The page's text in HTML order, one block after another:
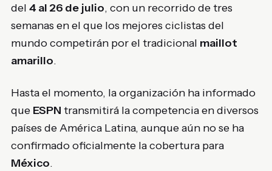
del 4 al 26 de julio, con un recorrido de tres
semanas en el que los mejores ciclistas del
mundo competirán por el tradicional maillot
amarillo.
Hasta el momento, la organización ha informado
que ESPN transmitirá la competencia en diversos
países de América Latina, aunque aún no se ha
confirmado oficialmente la cobertura para
México.